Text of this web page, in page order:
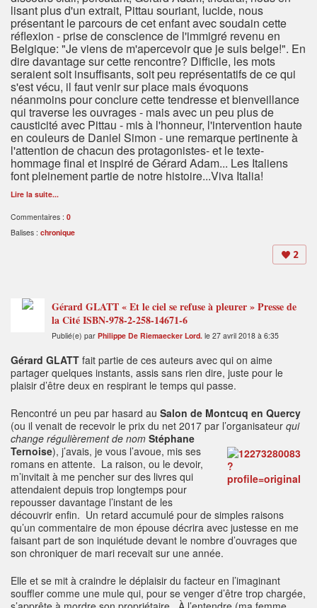
lisant plus d'un extrait, Pittau souriant, lucide, nous
présentant le parcours de cet enfant avec soudain cette
réflexion - prise de conscience de l'immigré revenu en
Belgique: "Je viens de m'apercevoir que je suis belge!". En
dire davantage sur cette rencontre? Difficile, les mots
seraient soit insuffisants, soit peu représentatifs de ce qui
s'est vécu, il faut venir sur place mais évoquons
néanmoins pour conclure cette tendresse et bienveillance
qui traverse les ouvrages - mais avec un peu plus de
causticité avec Pittau - mis à l'honneur, l'intervention haute
en couleurs de Daniel Simon - une remarque pertinente à
l'attention de chacun des protagonistes- et le texte-
hommage final et inspiré de Gérard Adam... Les Italiens
font pleinement partie de notre histoire...Viva Italia!
Lire la suite...
Commentaires : 0
Balises : chronique
2
Gérard GLATT « Et le ciel se refuse à pleurer » Presse de
la Cité ISBN-978-2-258-14671-6
Publié(e) par Philippe De Riemaecker Lord. le 27 avril 2018 à 6:35
Gérard GLATT fait partie de ces auteurs avec qui on aime
partager quelques instants, assis sans rien dire, juste pour le
plaisir d’être deux en respirant le temps qui passe.
Rencontré un peu par hasard au Salon de Montcuq en Quercy
(ou il venait de recevoir le prix du net 2017 par l’organisateur qui
change régulièrement de nom Stéphane
Ternoise), j’avais, je vous l’avoue, mis ses
romans en attente. La raison, ou le devoir,
m’invitait à me pencher sur des livres qui
attendaient depuis trop longtemps pour
repousser davantage l’instant de les
découvrir enfin. Un retard accumulé pour de simples raisons
qu’un commentaire de mon épouse décrira avec justesse en me
faisant part de son inquiétude devant le nombre d’ouvrages que
son chroniquer de mari recevait sur une année.
Elle et se mit à craindre le déplaisir du facteur en l’imaginant
souffler comme une mule qui, pour se venger d’être trop chargée,